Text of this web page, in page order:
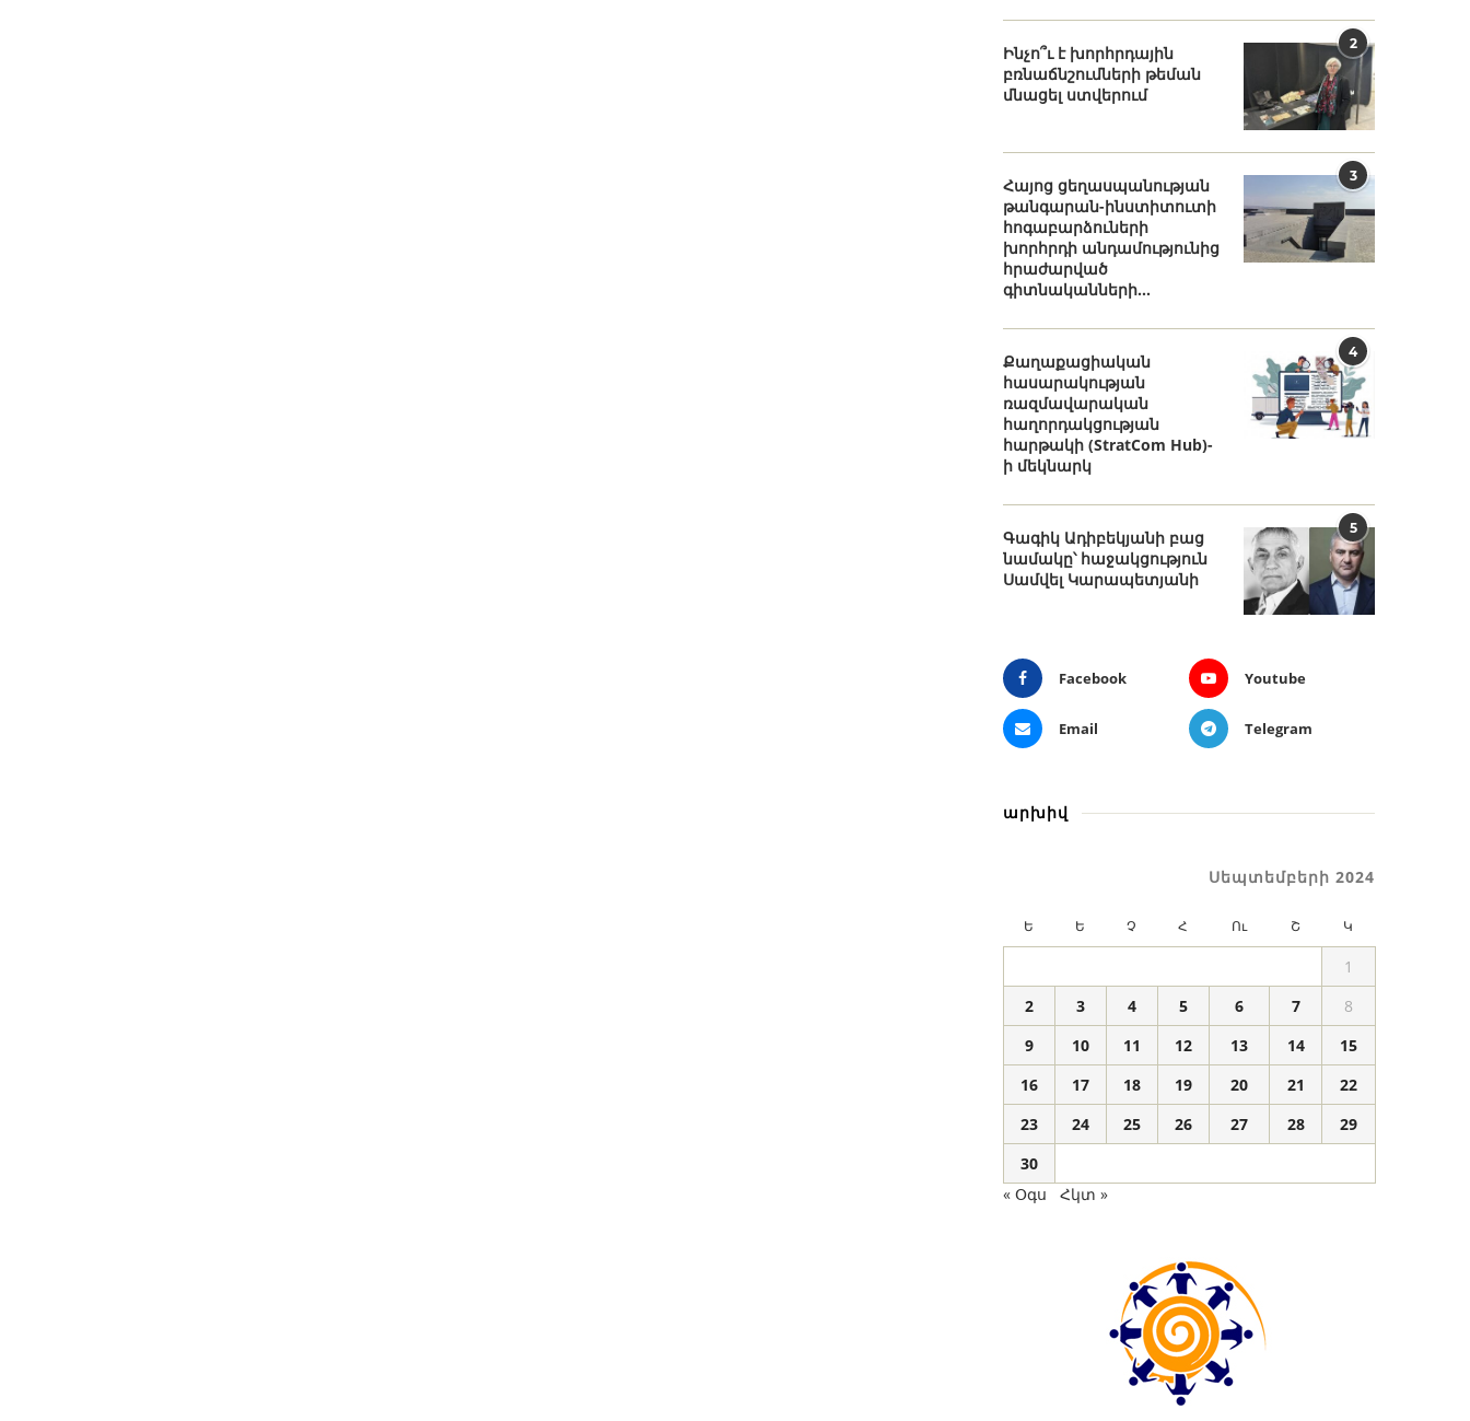
2
Ինչո՞ւ է խորհրդային
բռնաճնշումների թեման
մնացել ստվերում
3
Հայոց ցեղասպանության
թանգարան-ինստիտուտի
հոգաբարձուների
խորհրդի անդամությունից
հրաժարված
գիտնականների...
4
Քաղաքացիական
հասարակության
ռազմավարական
հաղորդակցության
հարթակի (StratCom Hub)-
ի մեկնարկ
5
Գագիկ Ադիբեկյանի բաց
նամակը՝ հաջակցություն
Սամվել Կարապետյանի
Facebook Youtube
Email Telegram
արխիվ
Սեպտեմբերի 2024
Ե Ե Չ Հ Ու Շ Կ
1
2
3 4 5 6 7
8
9
10 11 12 13 14
15
16
17 18 19 20 21
22
23
24 25 26 27 28
29
30
« Օգս
Հկտ »